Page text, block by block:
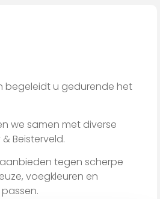
begeleidt u gedurende het
we samen met diverse
Beisterveld.
tegen scherpe
voegkleuren en